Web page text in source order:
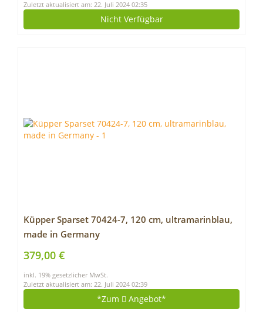
Zuletzt aktualisiert am: 22. Juli 2024 02:35
Nicht Verfügbar
Küpper Sparset 70424-7, 120 cm, ultramarinblau,
made in Germany
379,00 €
inkl. 19% gesetzlicher MwSt.
Zuletzt aktualisiert am: 22. Juli 2024 02:39
*Zum Angebot*